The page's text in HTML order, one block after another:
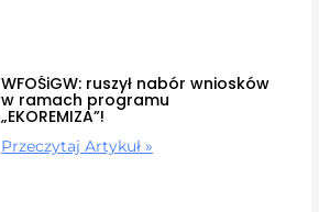
WFOŚiGW: ruszył nabór wniosków
w ramach programu
„EKOREMIZA”!
Przeczytaj Artykuł »